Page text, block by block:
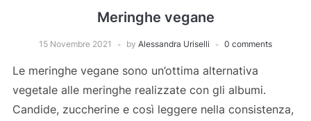
Meringhe vegane
15 Novembre 2021 by Alessandra Uriselli 0 comments
Le meringhe vegane sono un’ottima alternativa
vegetale alle meringhe realizzate con gli albumi.
Candide, zuccherine e così leggere nella consistenza,